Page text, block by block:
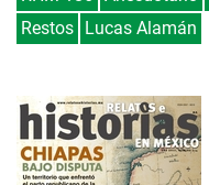
Restos Lucas Alamán